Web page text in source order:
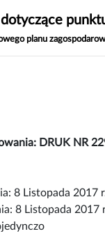
planu
DRUK NR
8 Listopada 2017
8 Listopada 2017